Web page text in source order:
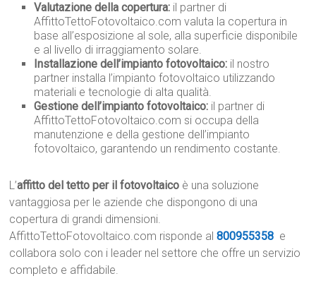
Valutazione della copertura: il partner di
AffittoTettoFotovoltaico.com valuta la copertura in
base all’esposizione al sole, alla superficie disponibile
e al livello di irraggiamento solare.
Installazione dell’impianto fotovoltaico: il nostro
partner installa l’impianto fotovoltaico utilizzando
materiali e tecnologie di alta qualità.
Gestione dell’impianto fotovoltaico: il partner di
AffittoTettoFotovoltaico.com si occupa della
manutenzione e della gestione dell’impianto
fotovoltaico, garantendo un rendimento costante.
L’affitto del tetto per il fotovoltaico è una soluzione
vantaggiosa per le aziende che dispongono di una
copertura di grandi dimensioni.
AffittoTettoFotovoltaico.com risponde al800955358 e
collabora solo con i leader nel settore che offre un servizio
completo e affidabile.